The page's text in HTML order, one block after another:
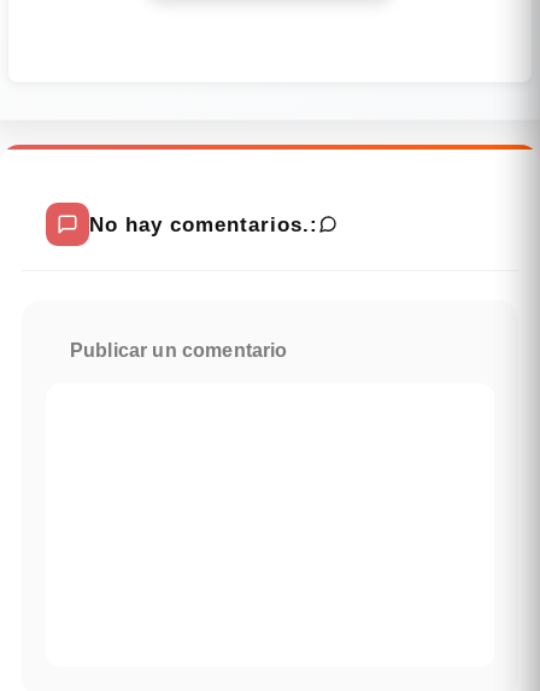
No hay comentarios.:
Publicar un comentario